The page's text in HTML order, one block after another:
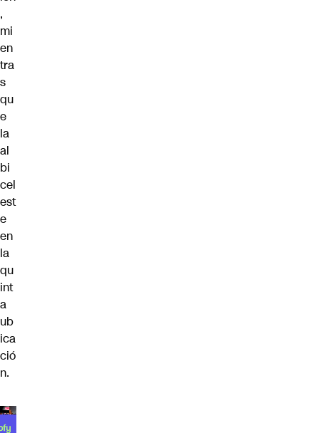
,
mi
en
tra
s
qu
e
la
al
bi
cel
est
e
en
la
qu
int
a
ub
ica
ció
n.